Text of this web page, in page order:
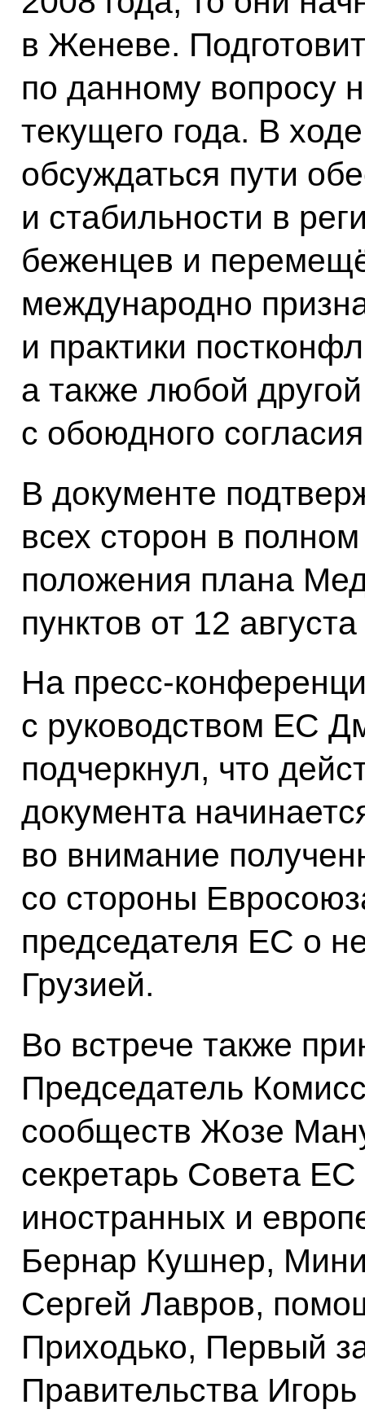
в Женеве.
по данному вопросу
текущего года. В
обсуждаться пути
и стабильности в
беженцев и
международно
и практики
а также любой
с обоюдного
В документе
всех сторон в
положения плана
пунктов от 12
На пресс-
с руководством ЕС
подчеркнул, что
документа
во внимание
со стороны
председателя ЕС о
Грузией.
Во встрече также
Председатель
сообществ Жозе
секретарь Совета
иностранных и
Бернар Кушнер,
Сергей Лавров,
Приходько, Первый
Правительства